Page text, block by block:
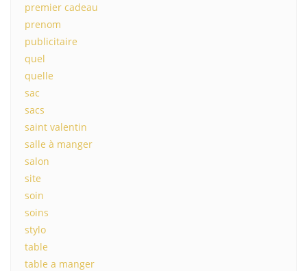
premier cadeau
prenom
publicitaire
quel
quelle
sac
sacs
saint valentin
salle à manger
salon
site
soin
soins
stylo
table
table a manger